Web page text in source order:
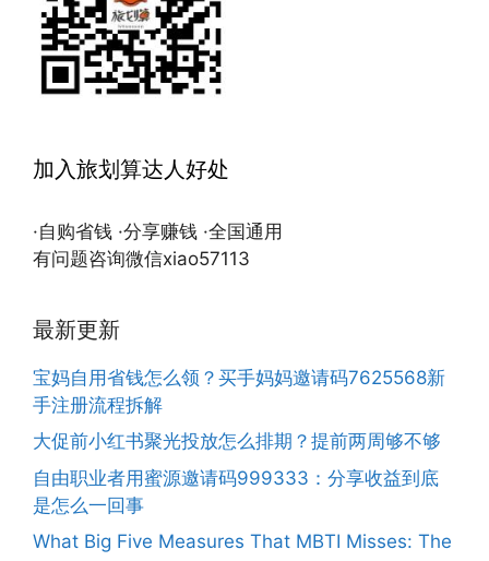
加入旅划算达人好处
·自购省钱 ·分享赚钱 ·全国通用
有问题咨询微信xiao57113
最新更新
宝妈自用省钱怎么领？买手妈妈邀请码7625568新
手注册流程拆解
大促前小红书聚光投放怎么排期？提前两周够不够
自由职业者用蜜源邀请码999333：分享收益到底
是怎么一回事
What Big Five Measures That MBTI Misses: The